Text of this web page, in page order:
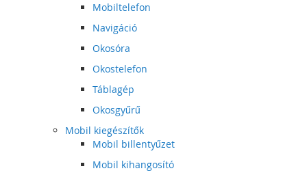
Mobiltelefon
Navigáció
Okosóra
Okostelefon
Táblagép
Okosgyűrű
Mobil kiegészítők
Mobil billentyűzet
Mobil kihangosító